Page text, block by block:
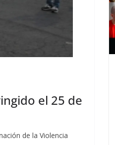
el 25 de
de la Violencia